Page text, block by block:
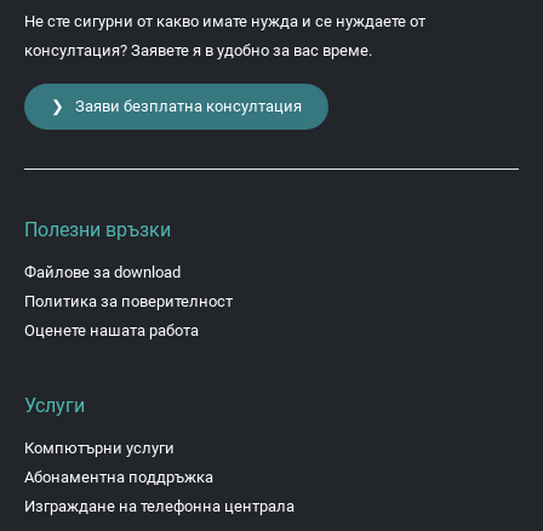
Не сте сигурни от какво имате нужда и се нуждаете от
консултация? Заявете я в удобно за вас време.
❯ Заяви безплатна консултация
Полезни връзки
Файлове за download
Политика за поверителност
Оценете нашата работа
Услуги
Компютърни услуги
Абонаментна поддръжка
Изграждане на телефонна централа